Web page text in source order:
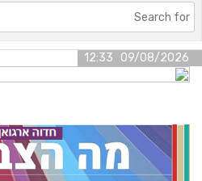
09/08/2026 12:33